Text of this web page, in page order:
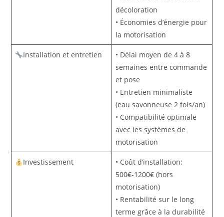
décoloration
• Économies d’énergie pour
la motorisation
Installation et entretien
• Délai moyen de 4 à 8
semaines entre commande
et pose
• Entretien minimaliste
(eau savonneuse 2 fois/an)
• Compatibilité optimale
avec les systèmes de
motorisation
Investissement
• Coût d’installation:
500€-1200€ (hors
motorisation)
• Rentabilité sur le long
terme grâce à la durabilité